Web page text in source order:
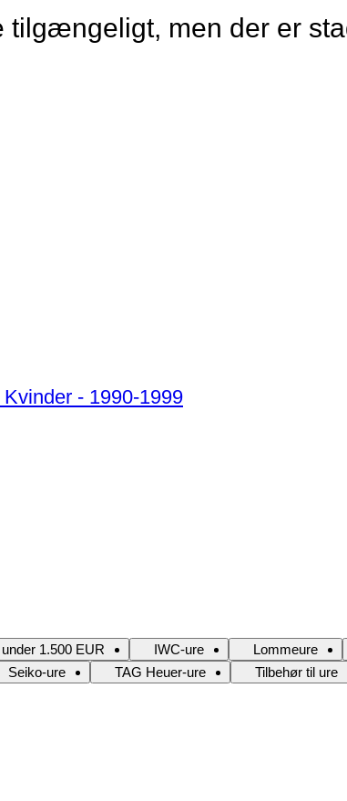
men der er
- 1990-1999
1.500 EUR IWC-ure Lommeure
Seiko-ure TAG Heuer-ure Tilbehør til ure